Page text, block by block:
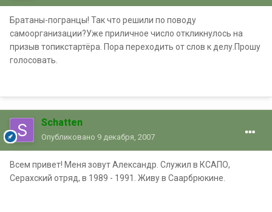
Братаны-погранцы! Так что решили по поводу
самоорганизации?Уже приличное число откликнулось на
призыв топикстартёра. Пора переходить от слов к делу.Прошу
голосовать.
Schatten
Опубликовано 9 декабря, 2007
Всем привет! Меня зовут Александр. Служил в КСАПО,
Серахский отряд, в 1989 - 1991. Живу в Саарбрюкине.